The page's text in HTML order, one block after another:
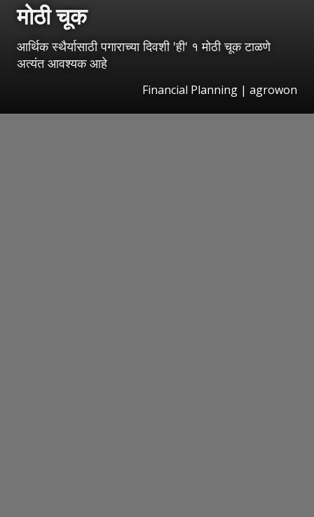
मोठी चूक
आर्थिक स्थैर्यासाठी पगाराच्या दिवशी 'ही' १ मोठी चूक टाळणे
अत्यंत आवश्यक आहे
Financial Planning | agrowon